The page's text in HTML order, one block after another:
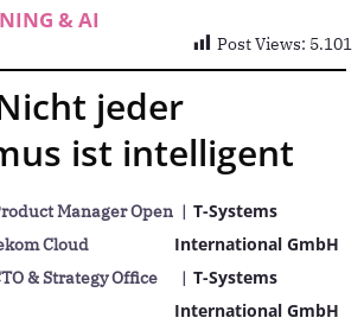
& AI
Post Views: 5.101
jeder
ist intelligent
Manager Open
Cloud
| T-Systems
International GmbH
& Strategy Office | T-Systems
International GmbH